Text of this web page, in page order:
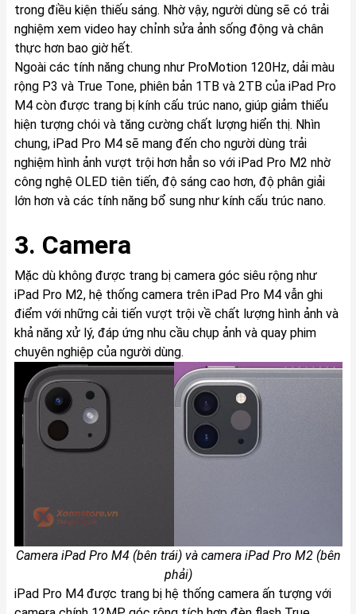
trong điều kiện thiếu sáng. Nhờ vậy, người dùng sẽ có trải
nghiệm xem video hay chỉnh sửa ảnh sống động và chân
thực hơn bao giờ hết.
Ngoài các tính năng chung như ProMotion 120Hz, dải màu
rộng P3 và True Tone, phiên bản 1TB và 2TB của iPad Pro
M4 còn được trang bị kính cấu trúc nano, giúp giảm thiểu
hiện tượng chói và tăng cường chất lượng hiển thị. Nhìn
chung, iPad Pro M4 sẽ mang đến cho người dùng trải
nghiệm hình ảnh vượt trội hơn hẳn so với iPad Pro M2 nhờ
công nghệ OLED tiên tiến, độ sáng cao hơn, độ phân giải
lớn hơn và các tính năng bổ sung như kính cấu trúc nano.
3. Camera
Mặc dù không được trang bị camera góc siêu rộng như
iPad Pro M2, hệ thống camera trên iPad Pro M4 vẫn ghi
điểm với những cải tiến vượt trội về chất lượng hình ảnh và
khả năng xử lý, đáp ứng nhu cầu chụp ảnh và quay phim
chuyên nghiệp của người dùng.
Camera iPad Pro M4 (bên trái) và camera iPad Pro M2 (bên
phải)
iPad Pro M4 được trang bị hệ thống camera ấn tượng với